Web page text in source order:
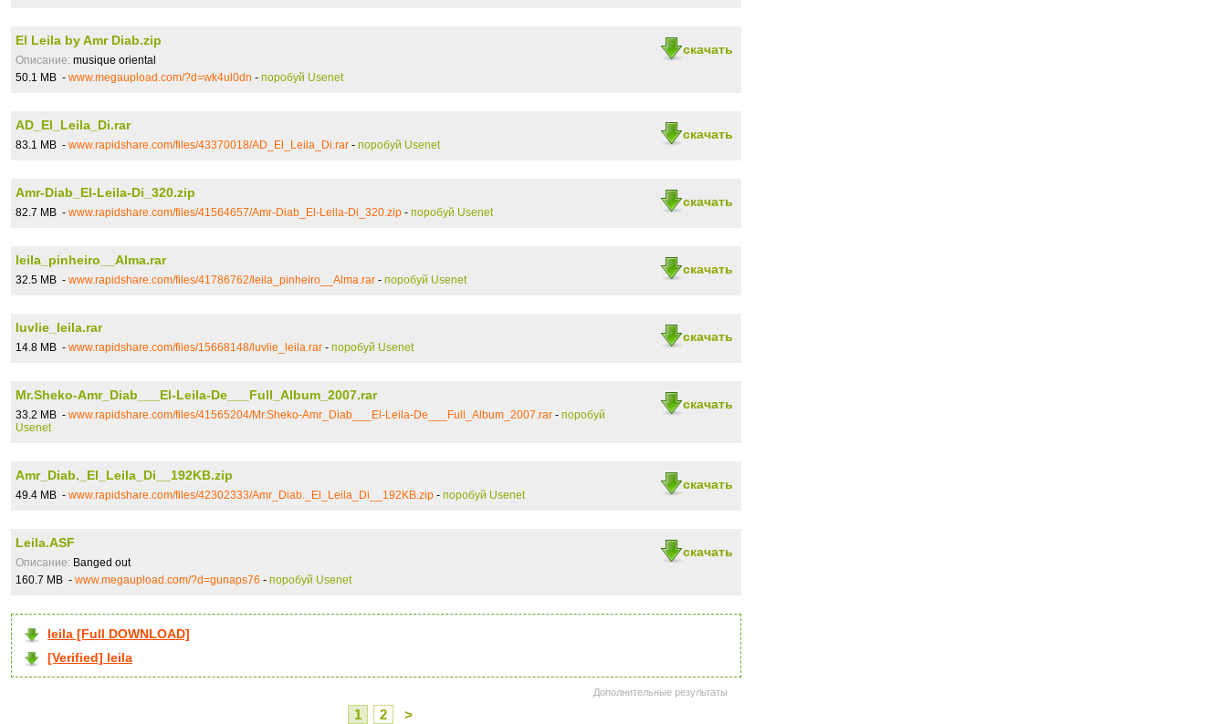
скачать
El Leila by Amr Diab.zip
Описание: musique oriental
50.1 MB - www.megaupload.com/?d=wk4ul0dn - поробуй Usenet
скачать
AD_El_Leila_Di.rar
83.1 MB - www.rapidshare.com/files/43370018/AD_El_Leila_Di.rar - поробуй Usenet
скачать
Amr-Diab_El-Leila-Di_320.zip
82.7 MB - www.rapidshare.com/files/41564657/Amr-Diab_El-Leila-Di_320.zip - поробуй Usenet
скачать
leila_pinheiro__Alma.rar
32.5 MB - www.rapidshare.com/files/41786762/leila_pinheiro__Alma.rar - поробуй Usenet
скачать
luvlie_leila.rar
14.8 MB - www.rapidshare.com/files/15668148/luvlie_leila.rar - поробуй Usenet
скачать
Mr.Sheko-Amr_Diab___El-Leila-De___Full_Album_2007.rar
33.2 MB - www.rapidshare.com/files/41565204/Mr.Sheko-Amr_Diab___El-Leila-De___Full_Album_2007.rar - поробуй
Usenet
скачать
Amr_Diab._El_Leila_Di__192KB.zip
49.4 MB - www.rapidshare.com/files/42302333/Amr_Diab._El_Leila_Di__192KB.zip - поробуй Usenet
скачать
Leila.ASF
Описание: Banged out
160.7 MB - www.megaupload.com/?d=gunaps76 - поробуй Usenet
leila [Full DOWNLOAD]
[Verified] leila
Дополнительные результаты
1 2 >